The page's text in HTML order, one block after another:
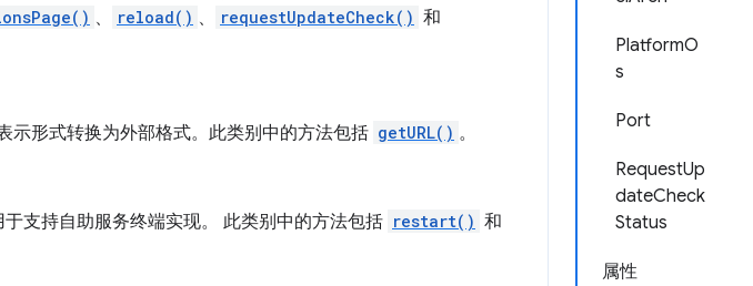
PlatformO
s
Port
RequestUp
dateCheck
Status
属性
、 reload() 、 requestUpdateCheck() 和
示形式转换为外部格式。此类别中的方法包括 getURL() 。
支持自助服务终端实现。 此类别中的方法包括 restart() 和